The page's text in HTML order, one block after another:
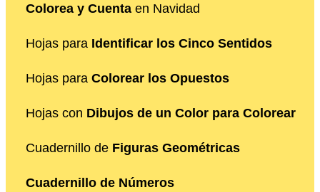
Colorea y Cuenta en Navidad
Hojas para Identificar los Cinco Sentidos
Hojas para Colorear los Opuestos
Hojas con Dibujos de un Color para Colorear
Cuadernillo de Figuras Geométricas
Cuadernillo de Números